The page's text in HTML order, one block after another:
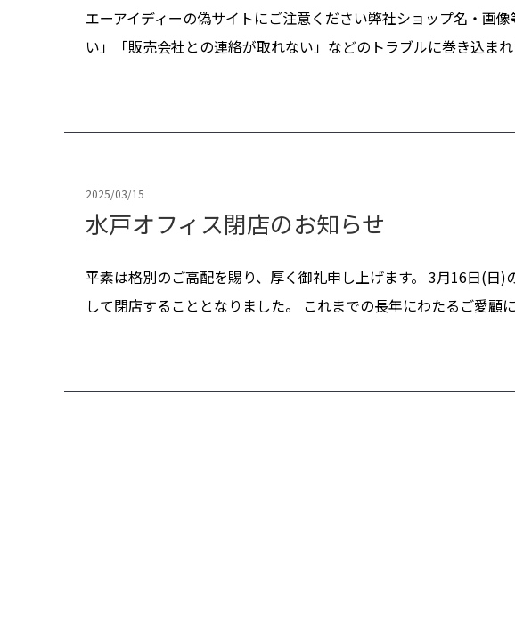
エーアイディーの偽サイトにご注意ください弊社ショップ名・画
い」「販売会社との連絡が取れない」などのトラブルに巻き込ま
2025/03/15
水戸オフィス閉店のお知らせ
平素は格別のご高配を賜り、厚く御礼申し上げます。 3月16日(日
して閉店することとなりました。 これまでの長年にわたるご愛顧